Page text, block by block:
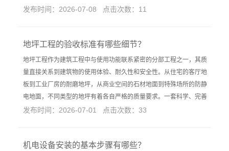
发布时间：2026-07-08 点击次数：11
地坪工程的验收标准有哪些细节？
地坪工程作为建筑工程中与使用功能联系紧密的分部工程之一，其质
量直接关系到建筑物的使用体验、耐久性和安全性。从住宅的客厅地
板到工业厂房的耐磨地坪，从商业空间的石材地面到特殊场所的防静
电地面，不同类型的地坪有着各自严格的质量要求。一套科学、完善
发布时间：2026-07-01 点击次数：33
机电设备安装的基本步骤有哪些？